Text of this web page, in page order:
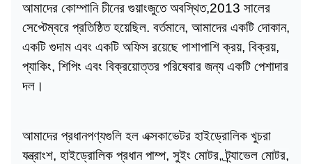
আমাদের কোম্পানি চীনের গুয়াংজুতে অবস্থিত,2013 সালের
সেপ্টেম্বরে প্রতিষ্ঠিত হয়েছিল. বর্তমানে, আমাদের একটি দোকান,
একটি গুদাম এবং একটি অফিস রয়েছে পাশাপাশি ক্রয়, বিক্রয়,
প্যাকিং, শিপিং এবং বিক্রয়োত্তর পরিষেবার জন্য একটি পেশাদার
দল।
আমাদের প্রধানপণ্যগুলি হল এক্সকাভেটর হাইড্রোলিক খুচরা
যন্ত্রাংশ, হাইড্রোলিক প্রধান পাম্প, সুইং মোটর, ট্র্যাভেল মোটর,